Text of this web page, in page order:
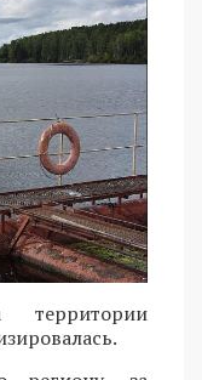
территории